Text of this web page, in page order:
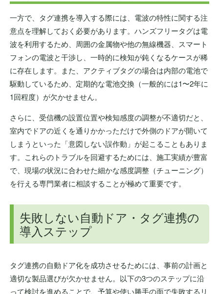
一方で、タグ連携を導入する際には、電波の特性に関する注
意点を理解しておく必要があります。ハンズフリータグは電
波を利用するため、周囲の金属物や他の無線機器、スマート
フォンの電波と干渉し、一時的に検知が鈍くなるケースが稀
に存在します。また、アクティブタグの場合は内部の電池で
駆動しているため、定期的な電池交換（一般的には1〜2年に
1回程度）が欠かせません。
さらに、受信機の設置位置や検知感度の調整が不適切だと、
室内でドアの近くを通りかかっただけで外側のドアが開いて
しまうといった「意図しない誤作動」が起こることもありま
す。これらのトラブルを回避するためには、施工実績が豊富
で、現場の状況に合わせた細かな感度調整（チューニング）
を行える専門業者に相談することが極めて重要です。
失敗しない自動ドア・タグ連携の
導入ステップ
タグ連携の自動ドア化を成功させるためには、事前の計画と
適切な製品選びが欠かせません。以下の3つのステップに沿
って検討を進めることで、予算や使い勝手の面で失敗するリ